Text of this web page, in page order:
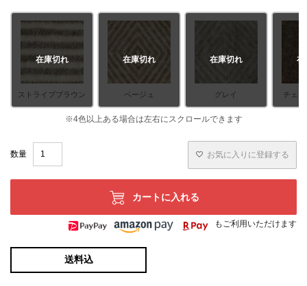
ストライプブラウン
在庫切れ
ベージュ
在庫切れ
グレイ
在庫切れ
チェ
在
お気に入りに登録する
カートに入れる
もご利用いただけます
送料込